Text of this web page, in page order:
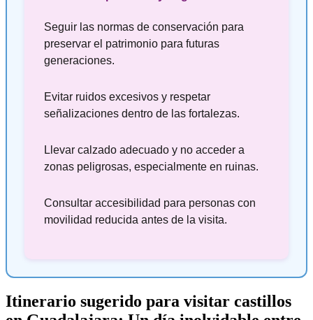
Seguir las normas de conservación para
preservar el patrimonio para futuras
generaciones.
Evitar ruidos excesivos y respetar
señalizaciones dentro de las fortalezas.
Llevar calzado adecuado y no acceder a
zonas peligrosas, especialmente en ruinas.
Consultar accesibilidad para personas con
movilidad reducida antes de la visita.
Itinerario sugerido para visitar castillos